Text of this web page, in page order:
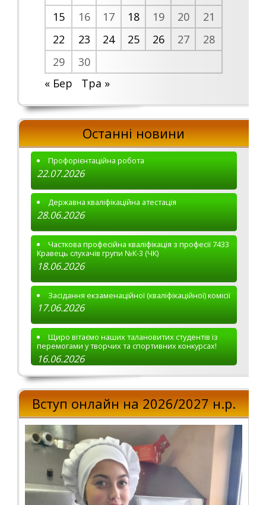
15
16 17 18 19 20
21
22
23 24 25 26 27
28
29
30
« Бер
Тра »
Останні новини
Профорієнтаційна робота
22.07.2026
Державна кваліфікаційна атестація
28.06.2026
Часткова професійна кваліфікація з професії 7433
Кравець слухачів групи №К-3 (ЧК)
18.06.2026
Засідання екзаменаційної (кваліфікаційної) комісії
17.06.2026
Щиро вітаємо наших талановитих студентів із
перемогами у творчих та спортивних конкурсах!
16.06.2026
Вступ онлайн на 2026/2027 н.р.